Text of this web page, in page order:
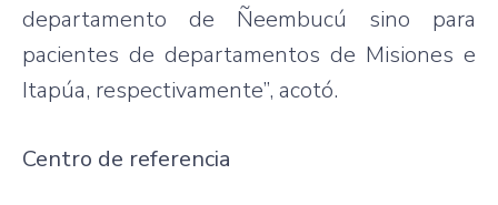
departamento de Ñeembucú sino para
pacientes de departamentos de Misiones e
Itapúa, respectivamente”, acotó.
Centro de referencia